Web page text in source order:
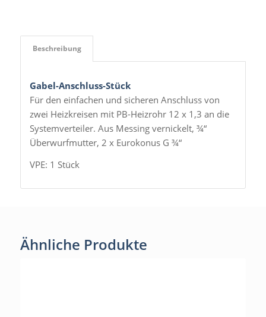
Beschreibung
Gabel-Anschluss-Stück
Für den einfachen und sicheren Anschluss von
zwei Heizkreisen mit PB-Heizrohr 12 x 1,3 an die
Systemverteiler. Aus Messing vernickelt, ¾“
Überwurfmutter, 2 x Eurokonus G ¾“
VPE: 1 Stück
Ähnliche Produkte